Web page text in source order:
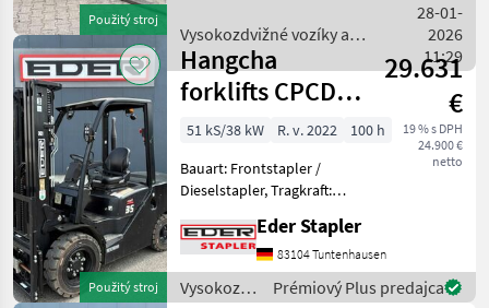
Použitý stroj
Vysokozdvižné vozíky a
skladová technika /
Hangcha forklifts
28-01-
2026
11:29
Použitý stroj
Hangcha
forklifts CPCD
35XW97F
29.631
€
19 % s DPH
24.900 €
netto
51 kS/38 kW R. v. 2022
100 h
Bauart: Frontstapler /
Dieselstapler, Tragkraft:
Bauhöhe: 2315mm,
Freihub: 1485mm,
Bereifung vorne:
Superelastik , Bereifung
Eder Stapler
83104 Tuntenhausen
VysokozdvižnéPrémiový Plus predajca